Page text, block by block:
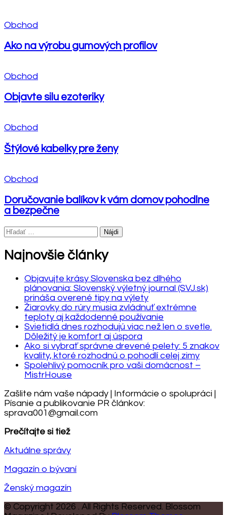
Obchod
Ako na výrobu gumových profilov
Obchod
Objavte silu ezoteriky
Obchod
Štýlové kabelky pre ženy
Obchod
Doručovanie balíkov k vám domov pohodlne
a bezpečne
Hľadať:
Najnovšie články
Objavujte krásy Slovenska bez dlhého
plánovania: Slovenský výletný journal (SVJ.sk)
prináša overené tipy na výlety
Žiarovky do rúry musia zvládnuť extrémne
teploty aj každodenné používanie
Svietidlá dnes rozhodujú viac než len o svetle.
Dôležitý je komfort aj úspora
Ako si vybrať správne drevené pelety: 5 znakov
kvality, ktoré rozhodnú o pohodlí celej zimy
Spolehlivý pomocník pro vaši domácnost –
MistrHouse
Zašlite nám vaše nápady | Informácie o spolupráci |
Písanie a publikovanie PR článkov:
sprava001@gmail.com
Prečítajte si tiež
Aktuálne správy
Magazín o bývaní
Ženský magazín
© Copyright 2026 . All Rights Reserved. Blossom